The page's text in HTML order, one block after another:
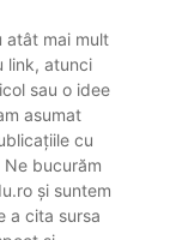
atât mai mult
link, atunci
sau o idee
asumat
cu
bucurăm
și suntem
a cita sursa